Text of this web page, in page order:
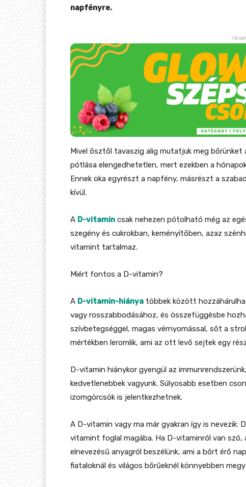
napfényre.
-
Mivel ősztől tavaszig alig mutatjuk meg bőrünket
pótlása elengedhetetlen, mert ezekben a
Ennek oka egyrészt a napfény, másrészt a
kívül.
A D-vitamin csak nehezen pótolható még az
szegény és cukrokban, keményítőben, azaz
vitamint tartalmaz.
Miért fontos a D-vitamin?
A D-vitamin-hiánya többek között
vagy rosszabbodásához, és összefüggésbe
szívbetegséggel, magas vérnyomással, sőt a
mértékben leromlik, ami az ott levő sejtek egy
D-vitamin hiánykor gyengül az
kedvetlenebbek vagyunk. Súlyosabb esetben
izomgörcsök is jelentkezhetnek.
A D-vitamin vagy ma már gyakran így is
vitamint foglal magába. Ha D-vitaminról van
elnevezésű anyagról beszélünk, ami a bőrt érő
fiataloknál és világos bőrűeknél könnyebben